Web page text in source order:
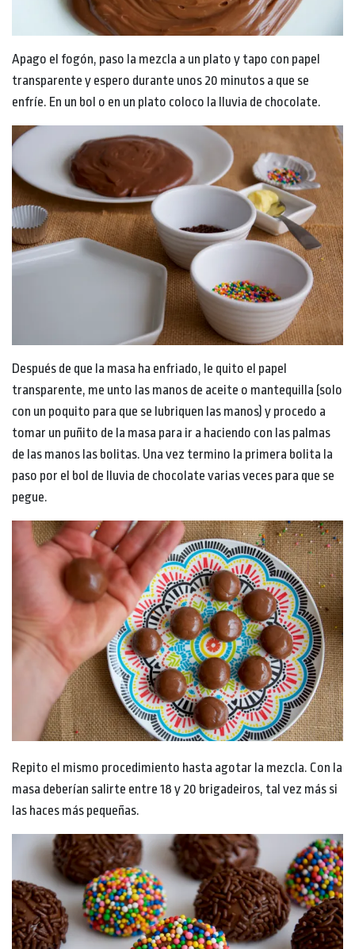
Apago el fogón, paso la mezcla a un plato y tapo con papel
transparente y espero durante unos 20 minutos a que se
enfríe. En un bol o en un plato coloco la lluvia de chocolate.
Después de que la masa ha enfriado, le quito el papel
transparente, me unto las manos de aceite o mantequilla (solo
con un poquito para que se lubriquen las manos) y procedo a
tomar un puñito de la masa para ir a haciendo con las palmas
de las manos las bolitas. Una vez termino la primera bolita la
paso por el bol de lluvia de chocolate varias veces para que se
pegue.
Repito el mismo procedimiento hasta agotar la mezcla. Con la
masa deberían salirte entre 18 y 20 brigadeiros, tal vez más si
las haces más pequeñas.